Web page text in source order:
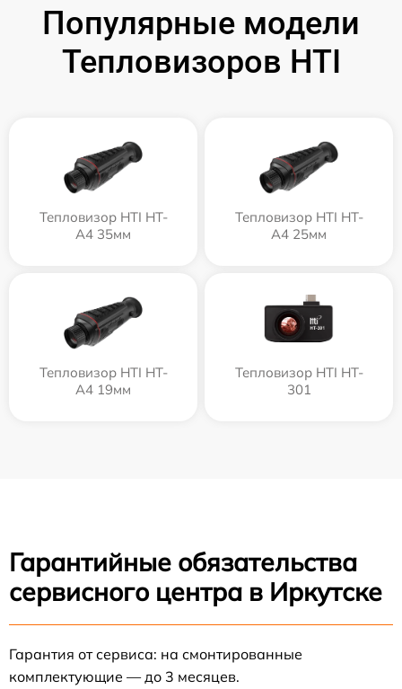
Популярные модели
Тепловизоров HTI
Тепловизор HTI HT-
A4 35мм
Тепловизор HTI HT-
A4 25мм
Тепловизор HTI HT-
A4 19мм
Тепловизор HTI HT-
301
Гарантийные обязательства
сервисного центра в Иркутске
Гарантия от сервиса: на смонтированные
комплектующие — до 3 месяцев.